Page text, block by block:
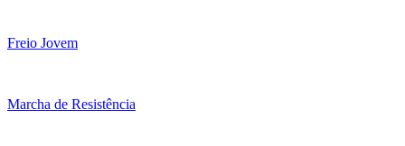
Freio Jovem
Marcha de Resistência